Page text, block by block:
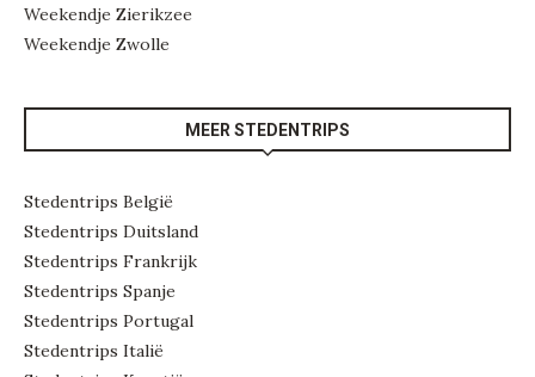
Weekendje Zierikzee
Weekendje Zwolle
MEER STEDENTRIPS
Stedentrips België
Stedentrips Duitsland
Stedentrips Frankrijk
Stedentrips Spanje
Stedentrips Portugal
Stedentrips Italië